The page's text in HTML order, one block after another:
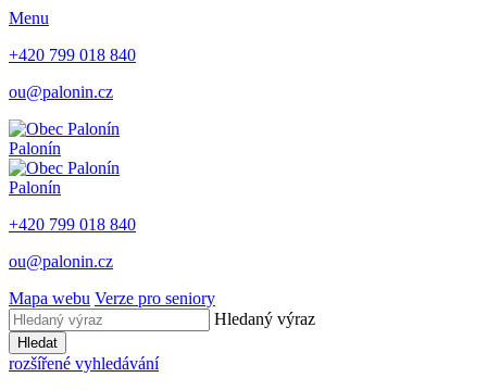
Menu
+420 799 018 840
ou@palonin.cz
Palonín
Palonín
+420 799 018 840
ou@palonin.cz
Mapa webu Verze pro seniory
Hledaný výraz
Hledat
rozšířené vyhledávání